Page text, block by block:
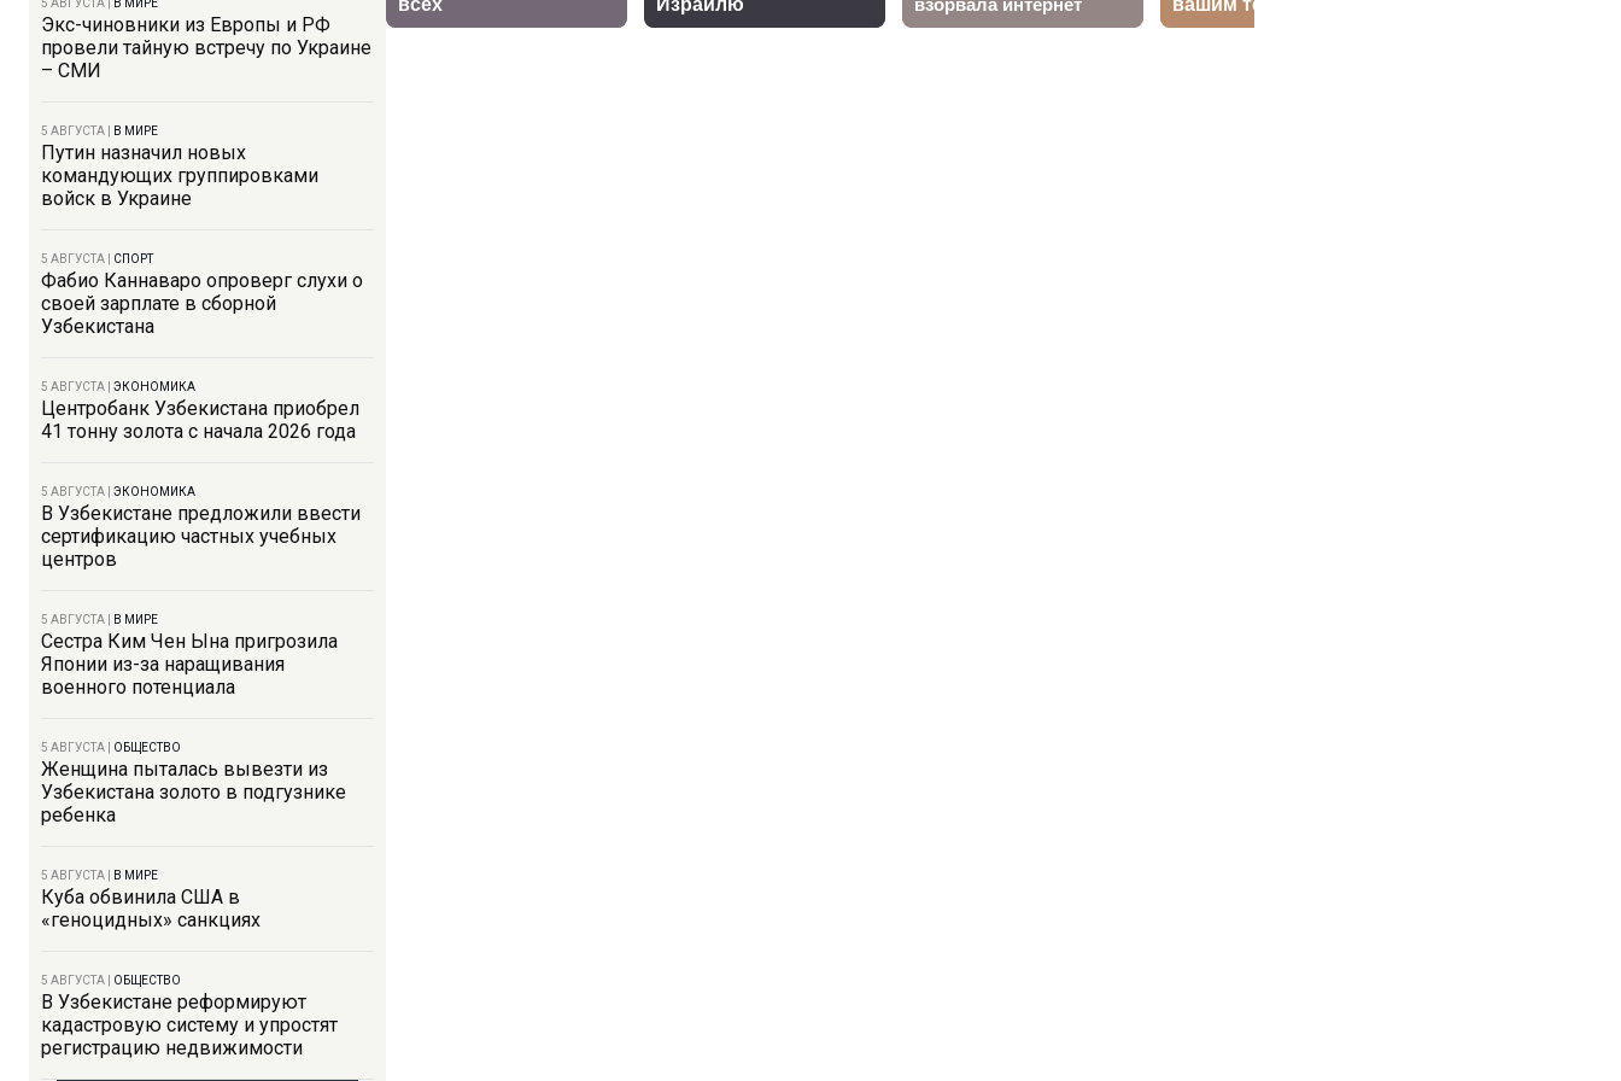
5 АВГУСТА В МИРЕ
Экс-чиновники из Европы и РФ
провели тайную встречу по Украине
– СМИ
5 АВГУСТА В МИРЕ
Путин назначил новых
командующих группировками
войск в Украине
5 АВГУСТА СПОРТ
Фабио Каннаваро опроверг слухи о
своей зарплате в сборной
Узбекистана
5 АВГУСТА ЭКОНОМИКА
Центробанк Узбекистана приобрел
41 тонну золота с начала 2026 года
5 АВГУСТА ЭКОНОМИКА
В Узбекистане предложили ввести
сертификацию частных учебных
центров
5 АВГУСТА В МИРЕ
Сестра Ким Чен Ына пригрозила
Японии из-за наращивания
военного потенциала
5 АВГУСТА ОБЩЕСТВО
Женщина пыталась вывезти из
Узбекистана золото в подгузнике
ребенка
5 АВГУСТА В МИРЕ
Куба обвинила США в
«геноцидных» санкциях
5 АВГУСТА ОБЩЕСТВО
В Узбекистане реформируют
кадастровую систему и упростят
регистрацию недвижимости